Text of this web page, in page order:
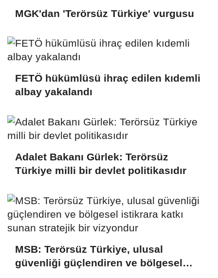
MGK'dan 'Terörsüz Türkiye' vurgusu
FETÖ hükümlüsü ihraç edilen kıdemli
albay yakalandı
Adalet Bakanı Gürlek: Terörsüz
Türkiye milli bir devlet politikasıdır
MSB: Terörsüz Türkiye, ulusal
güvenliği güçlendiren ve bölgesel